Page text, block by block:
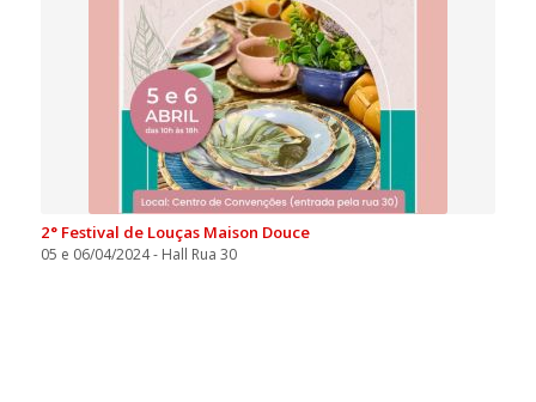
2° Festival de Louças Maison Douce
05 e 06/04/2024 - Hall Rua 30